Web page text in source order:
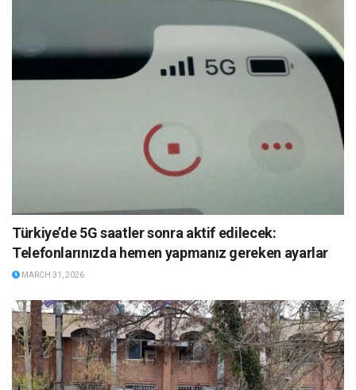
Türkiye’de 5G saatler sonra aktif edilecek:
Telefonlarınızda hemen yapmanız gereken ayarlar
MARCH 31, 2026